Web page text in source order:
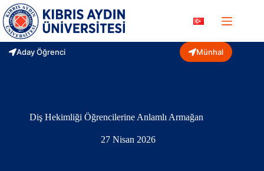
Skip
to
content
Aday Öğrenci Münhal
Diş Hekimliği Öğrencilerine Anlamlı Armağan
27 Nisan 2026